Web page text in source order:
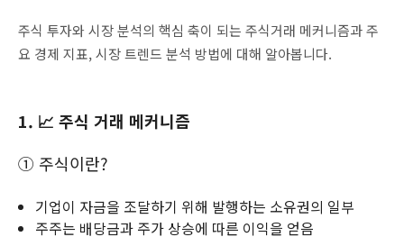
주식 투자와 시장 분석의 핵심 축이 되는 주식거래 메커니즘과 주
요 경제 지표, 시장 트렌드 분석 방법에 대해 알아봅니다.
1. 📈 주식 거래 메커니즘
① 주식이란?
기업이 자금을 조달하기 위해 발행하는 소유권의 일부
주주는 배당금과 주가 상승에 따른 이익을 얻음